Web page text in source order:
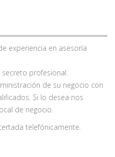
experiencia en asesoría
profesional.
de su negocio con
Si lo desea nos
de negocio.
telefónicamente.